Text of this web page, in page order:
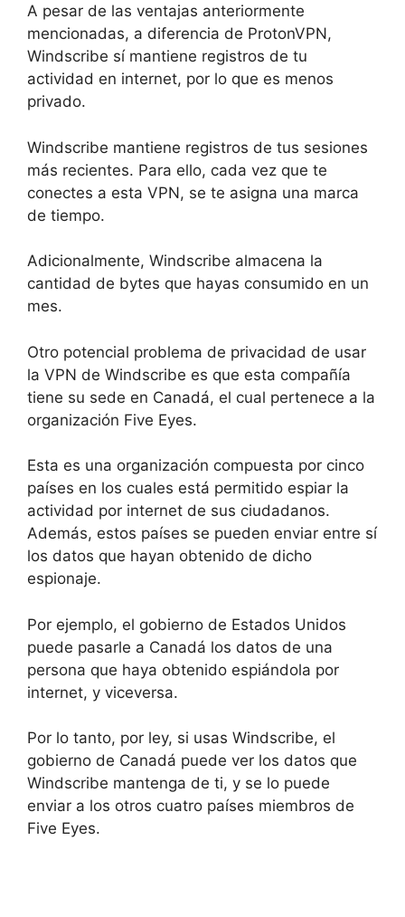
A pesar de las ventajas anteriormente
mencionadas, a diferencia de ProtonVPN,
Windscribe sí mantiene registros de tu
actividad en internet, por lo que es menos
privado.
Windscribe mantiene registros de tus sesiones
más recientes. Para ello, cada vez que te
conectes a esta VPN, se te asigna una marca
de tiempo.
Adicionalmente, Windscribe almacena la
cantidad de bytes que hayas consumido en un
mes.
Otro potencial problema de privacidad de usar
la VPN de Windscribe es que esta compañía
tiene su sede en Canadá, el cual pertenece a la
organización Five Eyes.
Esta es una organización compuesta por cinco
países en los cuales está permitido espiar la
actividad por internet de sus ciudadanos.
Además, estos países se pueden enviar entre sí
los datos que hayan obtenido de dicho
espionaje.
Por ejemplo, el gobierno de Estados Unidos
puede pasarle a Canadá los datos de una
persona que haya obtenido espiándola por
internet, y viceversa.
Por lo tanto, por ley, si usas Windscribe, el
gobierno de Canadá puede ver los datos que
Windscribe mantenga de ti, y se lo puede
enviar a los otros cuatro países miembros de
Five Eyes.